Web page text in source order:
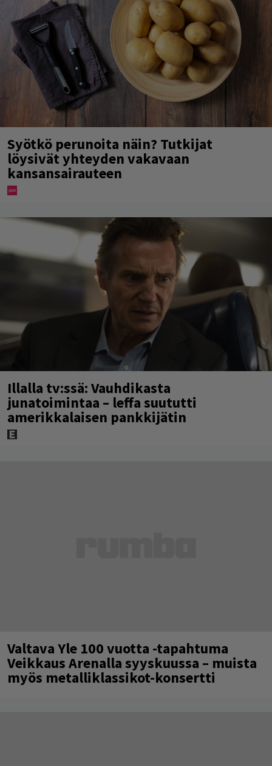
Syötkö perunoita näin? Tutkijat
löysivät yhteyden vakavaan
kansansairauteen
Illalla tv:ssä: Vauhdikasta
junatoimintaa – leffa suututti
amerikkalaisen pankkijätin
Valtava Yle 100 vuotta -tapahtuma
Veikkaus Arenalla syyskuussa – muista
myös metalliklassikot-konsertti